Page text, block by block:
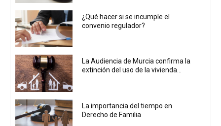
¿Qué hacer si se incumple el
convenio regulador?
La Audiencia de Murcia confirma la
extinción del uso de la vivienda...
La importancia del tiempo en
Derecho de Familia